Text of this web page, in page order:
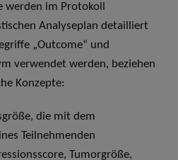
werden im Protokoll
Analyseplan detailliert
„Outcome“ und
verwendet werden, beziehen
Konzepte:
die mit dem
Teilnehmenden
Tumorgröße,